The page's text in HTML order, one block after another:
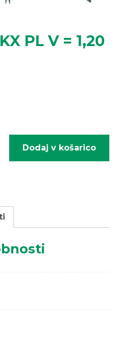
PL V = 1,20
Dodaj v košarico